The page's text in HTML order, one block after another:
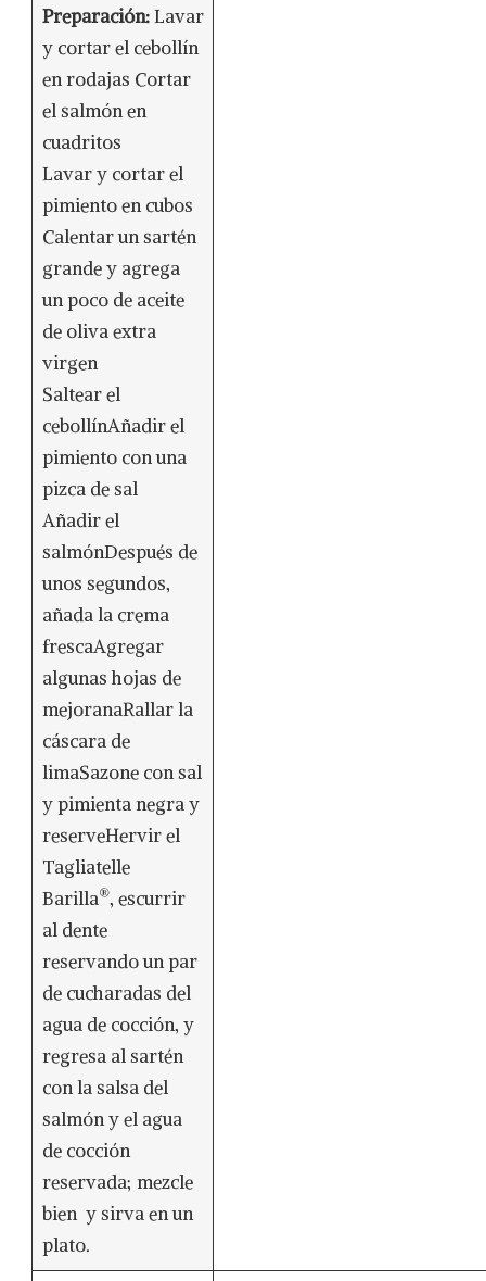
Preparación:Lavar
y cortar el cebollín
en rodajas Cortar
el salmón en
cuadritos
Lavar y cortar el
pimiento en cubos
Calentar un sartén
grande y agrega
un poco de aceite
de oliva extra
virgen
Saltear el
cebollínAñadir el
pimiento con una
pizca de sal
Añadir el
salmónDespués de
unos segundos,
añada la crema
frescaAgregar
algunas hojas de
mejoranaRallar la
cáscara de
limaSazone con sal
y pimienta negra y
reserveHervir el
Tagliatelle
Barilla®, escurrir
al dente
reservando un par
de cucharadas del
agua de cocción, y
regresa al sartén
con la salsa del
salmón y el agua
de cocción
reservada; mezcle
bien y sirva en un
plato.